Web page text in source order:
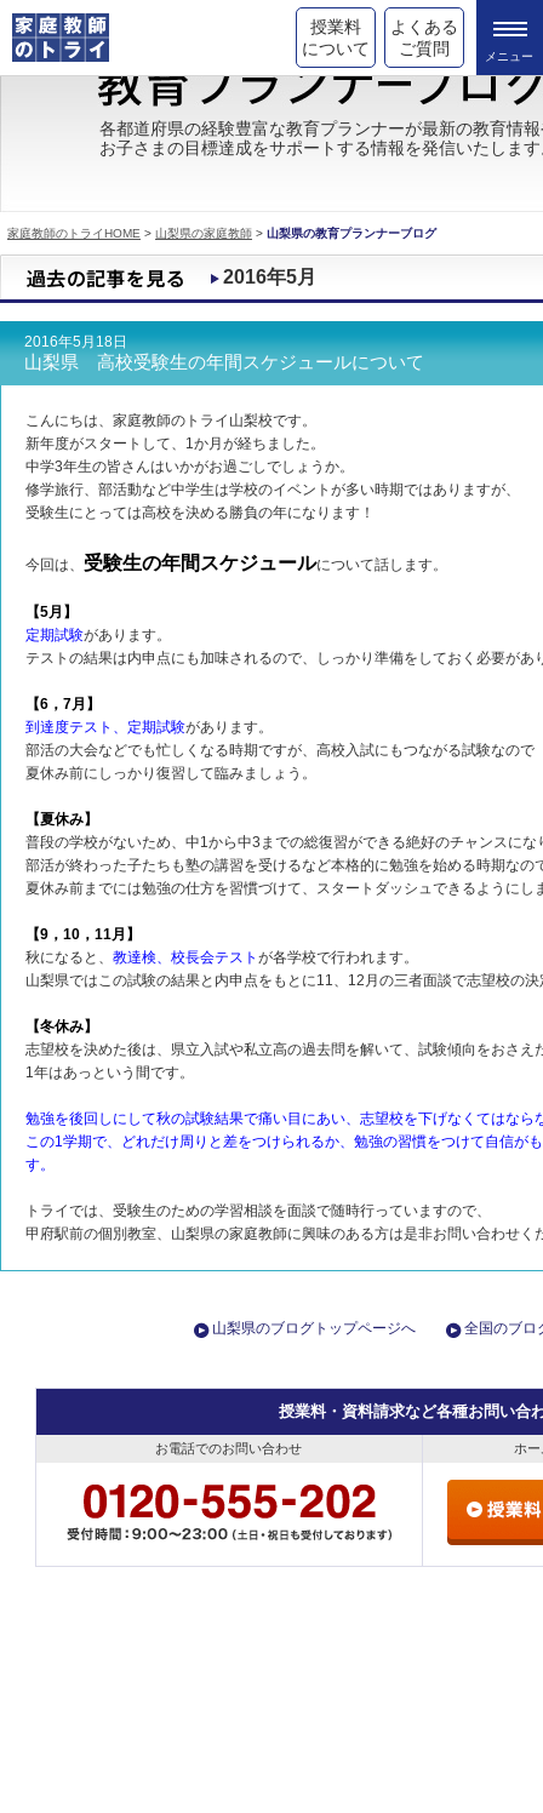
授業料
について
よくある
ご質問
トライの教育理念
成績が上がる理由
都道府県別情報
合格体験談
キャンペーン情報
各都道府県の経験豊富な教育プランナーが最新の教育情
お子さまの目標達成をサポートする情報を発信いたしま
家庭教師のトライHOME > 山梨県の家庭教師 > 山梨県の教育プランナーブログ
2016年5月
2016年5月18日
山梨県 高校受験生の年間スケジュールについて
こんにちは、家庭教師のトライ山梨校です。
新年度がスタートして、1か月が経ちました。
中学3年生の皆さんはいかがお過ごしでしょうか。
修学旅行、部活動など中学生は学校のイベントが多い時期ではありますが、
受験生にとっては高校を決める勝負の年になります！
今回は、 受験生の年間スケジュールについて話します。
【5月】
定期試験があります。
テストの結果は内申点にも加味されるので、しっかり準備をしておく必要があ
【6，7月】
到達度テスト、定期試験があります。
部活の大会などでも忙しくなる時期ですが、高校入試にもつながる試験なので
夏休み前にしっかり復習して臨みましょう。
【夏休み】
普段の学校がないため、中1から中3までの総復習ができる絶好のチャンスにな
部活が終わった子たちも塾の講習を受けるなど本格的に勉強を始める時期なの
夏休み前までには勉強の仕方を習慣づけて、スタートダッシュできるようにし
【9，10，11月】
秋になると、 教達検、校長会テスト が各学校で行われます。
山梨県ではこの試験の結果と内申点をもとに11、12月の三者面談で志望校の
【冬休み】
志望校を決めた後は、県立入試や私立高の過去問を解いて、試験傾向をおさえ
1年はあっという間です。
勉強を後回しにして秋の試験結果で痛い目にあい、志望校を下げなくてはなら
この1学期で、どれだけ周りと差をつけられるか、勉強の習慣をつけて自信が
す。
トライでは、受験生のための学習相談を面談で随時行っていますので、
甲府駅前の個別教室、山梨県の家庭教師に興味のある方は是非お問い合わせく
山梨県のブログトップページへ 全国のブロ
授業料・資料請求など各種お問い合
お電話でのお問い合わせ ホ